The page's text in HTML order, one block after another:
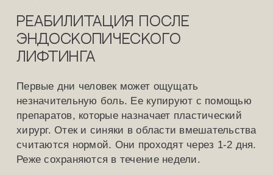
Реабилитация после
эндоскопического
лифтинга
Первые дни человек может ощущать
незначительную боль. Ее купируют с помощью
препаратов, которые назначает пластический
хирург. Отек и синяки в области вмешательства
считаются нормой. Они проходят через 1-2 дня.
Реже сохраняются в течение недели.